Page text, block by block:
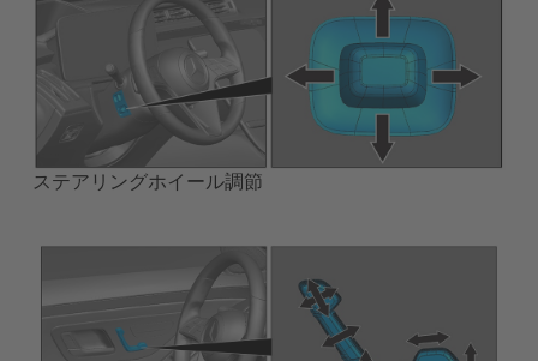
ステアリングホイール調節